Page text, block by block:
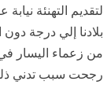
لتقديم التهنئة
بلادنا إلي درجة
من زعماء اليسار
رجحت سبب تدني